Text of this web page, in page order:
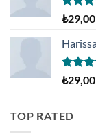
5
3.50oy
aldı
₺29,00
5
aldı
₺29,00
TOP RATED